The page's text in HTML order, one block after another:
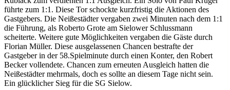
führte zum 1:1. Diese Tor schockte kurzfristig die Aktionen des
Gastgebers. Die Neißestädter vergaben zwei Minuten nach dem 1:1
die Führung, als Roberto Grote am Sielower Schlussmann
scheiterte. Weitere gute Möglichkeiten vergaben die Gäste durch
Florian Müller. Diese ausgelassenen Chancen bestrafte der
Gastgeber in der 58.Spielminute durch einen Konter, den Robert
Becker vollendete. Chancen zum erneuten Ausgleich hatten die
Neißestädter mehrmals, doch es sollte an diesem Tage nicht sein.
Ein glücklicher Sieg für die SG Sielow.